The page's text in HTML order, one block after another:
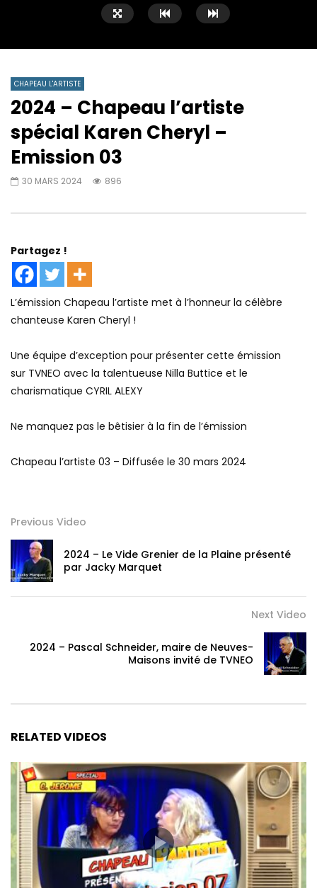
CHAPEAU L'ARTISTE
2024 – Chapeau l’artiste
spécial Karen Cheryl –
Emission 03
30 MARS 2024 896
Partagez !
L’émission Chapeau l’artiste met à l’honneur la célèbre
chanteuse Karen Cheryl !
Une équipe d’exception pour présenter cette émission
sur TVNEO avec la talentueuse Nilla Buttice et le
charismatique CYRIL ALEXY
Ne manquez pas le bêtisier à la fin de l’émission
Chapeau l’artiste 03 – Diffusée le 30 mars 2024
Previous Video
2024 – Le Vide Grenier de la Plaine présenté
par Jacky Marquet
Next Video
2024 – Pascal Schneider, maire de Neuves-
Maisons invité de TVNEO
RELATED VIDEOS